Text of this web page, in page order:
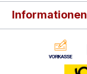
Informationen